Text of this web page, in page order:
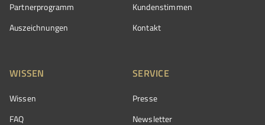
Partnerprogramm
Auszeichnungen
Kundenstimmen
Kontakt
WISSEN
Wissen
FAQ
SERVICE
Presse
Newsletter